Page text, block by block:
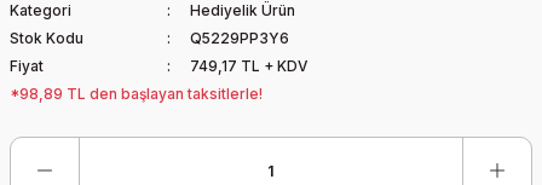
Kategori
Hediyelik Ürün
Stok Kodu
Q5229PP3Y6
Fiyat
749,17 TL + KDV
*98,89 TL den başlayan taksitlerle!